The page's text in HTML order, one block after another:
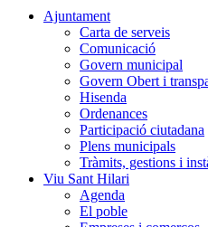
Ajuntament
Carta de serveis
Comunicació
Govern municipal
Govern Obert i
Hisenda
Ordenances
Participació ciutadana
Plens municipals
Tràmits, gestions i
Viu Sant Hilari
Agenda
El poble